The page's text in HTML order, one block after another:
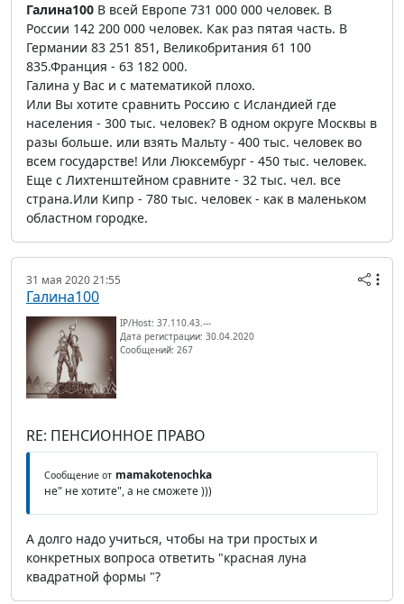
Галина100 В всей Европе 731 000 000 человек. В
России 142 200 000 человек. Как раз пятая часть. В
Германии 83 251 851, Великобритания 61 100
835.Франция - 63 182 000.
Галина у Вас и с математикой плохо.
Или Вы хотите сравнить Россию с Исландией где
населения - 300 тыс. человек? В одном округе Москвы в
разы больше. или взять Мальту - 400 тыс. человек во
всем государстве! Или Люксембург - 450 тыс. человек.
Еще с Лихтенштейном сравните - 32 тыс. чел. все
страна.Или Кипр - 780 тыс. человек - как в маленьком
областном городке.
31 мая 2020 21:55
Галина100
IP/Host: 37.110.43.---
Дата регистрации: 30.04.2020
Сообщений: 267
RE: ПЕНСИОННОЕ ПРАВО
Сообщение от mamakotenochka
не" не хотите", а не сможете )))
А долго надо учиться, чтобы на три простых и
конкретных вопроса ответить "красная луна
квадратной формы "?